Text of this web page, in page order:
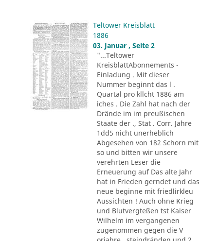
Teltower Kreisblatt
1886
03. Januar , Seite 2
"...Teltower
KreisblattAbonnements -
Einladung . Mit dieser
Nummer beginnt das l .
Quartal pro kllcht 1886 am
iches . Die Zahl hat nach der
Drände im im preußischen
Staate der ., Stat . Corr. Jahre
1dd5 nicht unerheblich
Abgesehen von 182 Schorn mit
so und bitten wir unsere
verehrten Leser die
Erneuerung auf Das alte Jahr
hat in Frieden gerndet und das
neue beginne mit friedlirkleu
Aussichten ! Auch ohne Krieg
und Blutvergteßen tst Kaiser
Wilhelm im vergangenen
zugenommen gegen die V